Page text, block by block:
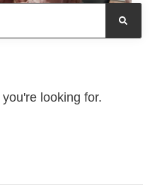
looking for.